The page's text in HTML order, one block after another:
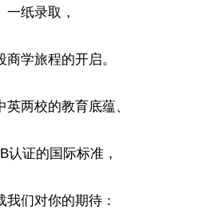
一纸录取，
商学旅程的开启。
英两校的教育底蕴、
认证的国际标准，
我们对你的期待：